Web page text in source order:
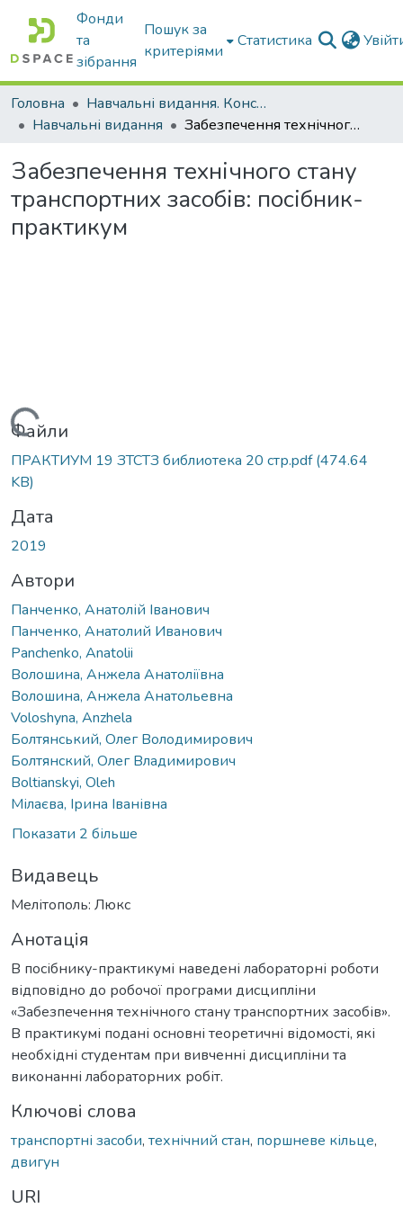
Фонди
та
зібрання
Пошук за
критеріями
Статистика
Головна
Навчальні видання. Конспекти лекцій
Навчальні видання
Забезпечення технічного стану транспортних засобів: посібник-практикум
Забезпечення технічного стану
транспортних засобів: посібник-
практикум
Вантажиться...
Файли
ПРАКТИУМ 19 ЗТСТЗ библиотека 20 стр.pdf(474.64
KB)
Дата
2019
Автори
Панченко, Анатолій Іванович
Панченко, Анатолий Иванович
Panchenko, Anatolii
Волошина, Анжела Анатоліївна
Волошина, Анжела Анатольевна
Voloshyna, Anzhela
Болтянський, Олег Володимирович
Болтянский, Олег Владимирович
Boltianskyi, Oleh
Мілаєва, Ірина Іванівна
Показати 2 більше
Видавець
Мелітополь: Люкс
Анотація
В посібнику-практикумі наведені лабораторні роботи
відповідно до робочої програми дисципліни
«Забезпечення технічного стану транспортних засобів».
В практикумі подані основні теоретичні відомості, які
необхідні студентам при вивченні дисципліни та
виконанні лабораторних робіт.
Ключові слова
транспортні засоби, технічний стан, поршневе кільце,
двигун
URI